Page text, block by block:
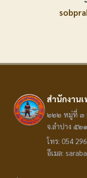
สำนักงาน
๒๒๒ หมู่ที่ ๓
จ.ลำปาง ๕๒
โทร: 054
อีเมล: